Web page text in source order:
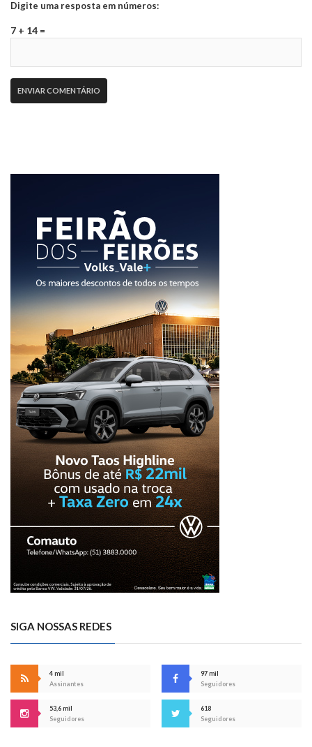
Digite uma resposta em números:
7 + 14 =
SIGA NOSSAS REDES
4 mil
Assinantes
97 mil
Seguidores
53,6 mil
Seguidores
618
Seguidores